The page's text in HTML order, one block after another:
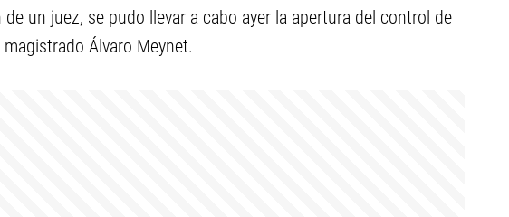
un juez, se pudo llevar a cabo ayer la apertura del control de
Álvaro Meynet.